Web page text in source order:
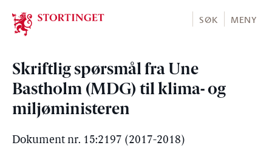
Stortinget.no
SØK MENY
Skriftlig spørsmål fra Une
Bastholm (MDG) til klima- og
miljøministeren
Dokument nr. 15:2197 (2017-2018)